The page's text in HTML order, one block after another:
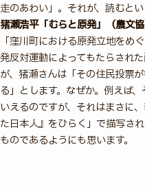
走のあわい」。それが、読むと
猪瀬浩平「むらと原発」（農文協
「窪川町における原発立地をめ
発反対運動によってもたらされ
が、猪瀬さんは「その住民投票
る」とします。なぜか。例えば
いえるのですが、それはまさに
た日本人』をひらく」で描写さ
ものであるようにも思います。